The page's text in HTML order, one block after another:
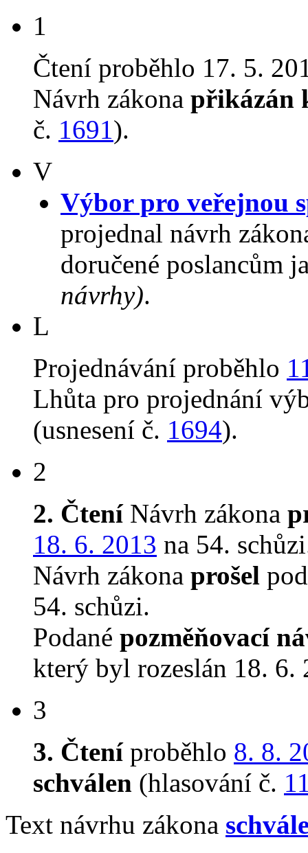
1
Čtení proběhlo 17. 5.
Návrh zákona přikázán
č. 1691).
V
Výbor pro veřejnou
projednal návrh
doručené poslancům
návrhy).
L
Projednávání proběhlo
Lhůta pro projednání
(usnesení č. 1694).
2
2. ČteníNávrh zákona
18. 6. 2013 na 54.
Návrh zákona prošel
54. schůzi.
Podané pozměňovací
který byl rozeslán 18. 6.
3
3. Čteníproběhlo 8. 8.
schválen (hlasování č.
Text návrhu zákona